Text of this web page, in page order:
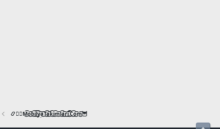
📿🧙‍♂️M͜͡o͜͡b͜͡i͜͡l͜͡y͜͡a͜͡T͜͡a͜͡k͜͡i͜͡m͜͡l͜͡a͜͡r͜͡i͜͡.͜͡C͜͡o͜͡m͜͡🦉